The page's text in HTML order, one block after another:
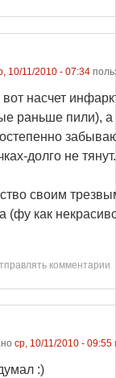
10/11/2010 - 07:34
насчет
раньше пили), а
долго не
своим
как
комментарии
ср, 10/11/2010 - 09:55
:)